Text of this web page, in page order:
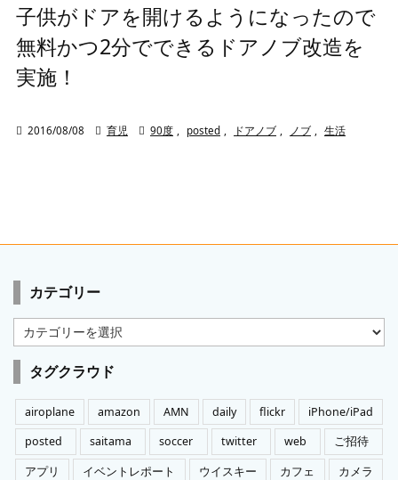
子供がドアを開けるようになったので
無料かつ2分でできるドアノブ改造を
実施！
 2016/08/08  育児  90度 posted ドアノブ ノブ 生活
カテゴリー
テ
ゴ
ー
タグクラウド
airoplane amazon AMN daily flickr
iPhone/iPad
posted
saitama soccer twitter web
ご招待
アプリ
イベントレポート ウイスキー カフェ
カメラ